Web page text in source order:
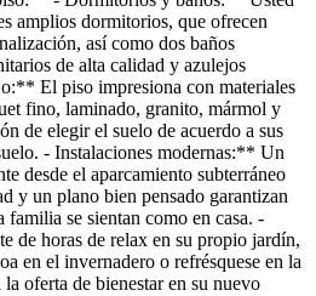
amplios dormitorios, que ofrecen
así como dos baños
de alta calidad y azulejos
El piso impresiona con materiales
fino, laminado, granito, mármol y
de elegir el suelo de acuerdo a sus
- Instalaciones modernas:** Un
desde el aparcamiento subterráneo
y un plano bien pensado garantizan
familia se sientan como en casa. -
de horas de relax en su propio jardín,
en el invernadero o refrésquese en la
oferta de bienestar en su nuevo